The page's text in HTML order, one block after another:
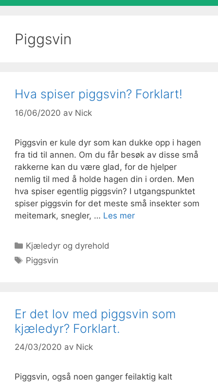
Piggsvin
Hva spiser piggsvin? Forklart!
16/06/2020 av Nick
Piggsvin er kule dyr som kan dukke opp i hagen
fra tid til annen. Om du får besøk av disse små
rakkerne kan du være glad, for de hjelper
nemlig til med å holde hagen din i orden. Men
hva spiser egentlig piggsvin? I utgangspunktet
spiser piggsvin for det meste små insekter som
meitemark, snegler, … Les mer
Kategorier
Kjæledyr og dyrehold
Stikkord
Piggsvin
Er det lov med piggsvin som
kjæledyr? Forklart.
24/03/2020 av Nick
Piggsvin, også noen ganger feilaktig kalt